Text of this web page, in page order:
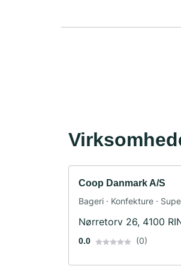
Coop Danmark A/S
Bageri · Konfekture ·
Nørretorv 26, 4100
0.0 (0)